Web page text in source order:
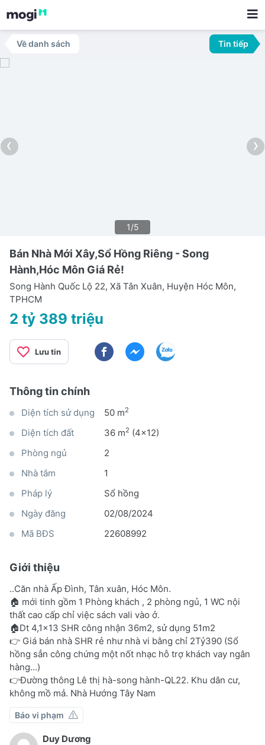
Về danh sách Tin tiếp
‹ ›
1/5
Bán Nhà Mới Xây,Sổ Hồng Riêng - Song
Hành,Hóc Môn Giá Rẻ!
Song Hành Quốc Lộ 22, Xã Tân Xuân, Huyện Hóc Môn,
TPHCM
2 tỷ 389 triệu
Lưu tin
Thông tin chính
Diện tích sử dụng 50 m2
Diện tích đất 36 m2 (4x12)
Phòng ngủ
2
Nhà tắm
1
Pháp lý
Sổ hồng
Ngày đăng
02/08/2024
Mã BĐS
22608992
Giới thiệu
..Căn nhà Ấp Đình, Tân xuân, Hóc Môn.
🏠 mới tinh gồm 1 Phòng khách , 2 phòng ngủ, 1 WC nội
thất cao cấp chỉ việc sách vali vào ở.
🏠Dt 4,1×13 SHR công nhận 36m2, sử dụng 51m2
👉 Giá bán nhà SHR rẻ như nhà vi bằng chỉ 2Tỷ390 (Sổ
hồng sẳn công chứng một nốt nhạc hỗ trợ khách vay ngân
hàng...)
👉Đường thông Lê thị hà-song hành-QL22. Khu dân cư,
không mồ mả. Nhà Hướng Tây Nam
Báo vi phạm
Duy Dương